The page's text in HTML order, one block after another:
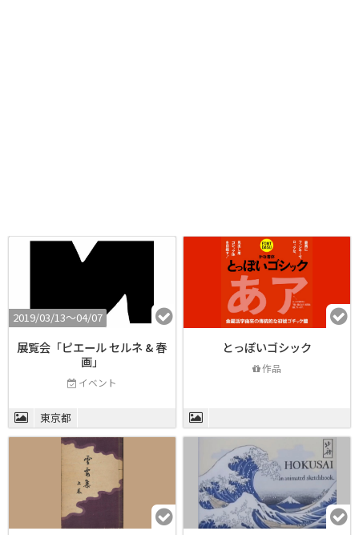
2019/03/13〜04/07
展覧会「ピエール セルネ & 春
画」
イベント
東京都
とっぽいゴシック
作品